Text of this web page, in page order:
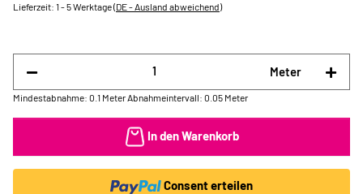
Lieferzeit: 1 - 5 Werktage(DE - Ausland abweichend)
Meter
Mindestabnahme: 0.1 Meter Abnahmeintervall: 0.05 Meter
In den Warenkorb
Consent erteilen